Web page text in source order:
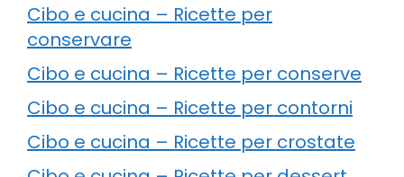
Cibo e cucina – Ricette per
conservare
Cibo e cucina – Ricette per conserve
Cibo e cucina – Ricette per contorni
Cibo e cucina – Ricette per crostate